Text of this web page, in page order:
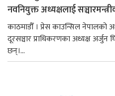
नवनियुक्त अध्यक्षलाई
काठमाडौँ । प्रेस काउन्सिल नेपालको
दूरसञ्चार प्राधिकरणका अध्यक्ष अर्जुन
छन्।...